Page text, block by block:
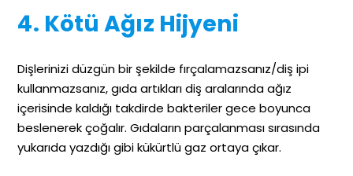
4. Kötü Ağız Hijyeni
Dişlerinizi düzgün bir şekilde fırçalamazsanız/diş ipi
kullanmazsanız, gıda artıkları diş aralarında ağız
içerisinde kaldığı takdirde bakteriler gece boyunca
beslenerek çoğalır. Gıdaların parçalanması sırasında
yukarıda yazdığı gibi kükürtlü gaz ortaya çıkar.